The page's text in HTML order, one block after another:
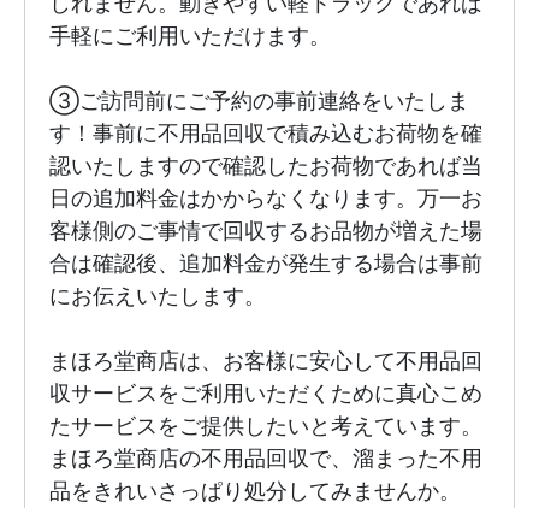
手軽にご利用いただけます。
③ご訪問前にご予約の事前連絡をいたしま
す！事前に不用品回収で積み込むお荷物を確
認いたしますので確認したお荷物であれば当
日の追加料金はかからなくなります。万一お
客様側のご事情で回収するお品物が増えた場
合は確認後、追加料金が発生する場合は事前
にお伝えいたします。
まほろ堂商店は、お客様に安心して不用品回
収サービスをご利用いただくために真心こめ
たサービスをご提供したいと考えています。
まほろ堂商店の不用品回収で、溜まった不用
品をきれいさっぱり処分してみませんか。